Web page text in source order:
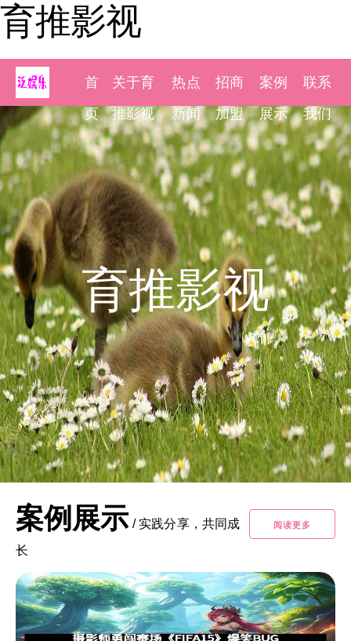
育推影视
首
页
关于育
推影视
热点
新闻
招商
加盟
案例
展示
联系
我们
育推影视
案例展示 / 实践分享，共同成
长
阅读更多